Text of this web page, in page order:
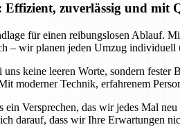
zuverlässig und mit
für einen reibungslosen Ablauf.
– wir planen jeden Umzug individuell
keine leeren Worte, sondern fester
moderner Technik, erfahrenem
ein Versprechen, das wir jedes Mal
darauf, dass wir Ihre Erwartungen